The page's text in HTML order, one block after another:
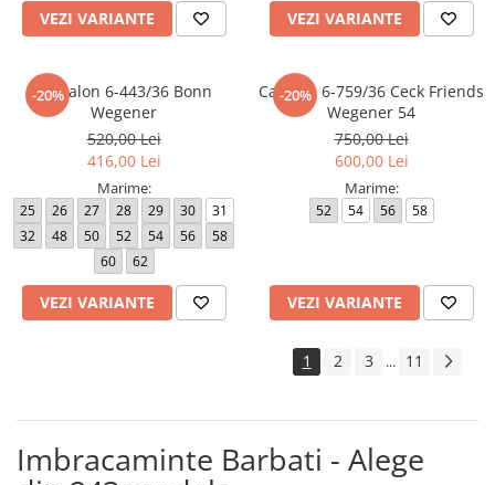
VEZI VARIANTE VEZI VARIANTE
-20%
Pantalon 6-443/36 Bonn
Wegener
520,00 Lei
416,00 Lei
Marime:
25 26 27 28 29 30
31
32
48 50 52 54 56
58
60
62
VEZI VARIANTE
-20%
Camasa 6-759/36 Ceck Friends
Wegener 54
750,00 Lei
600,00 Lei
Marime:
52 54 56 58
VEZI VARIANTE
1 2 3 ... 11
Imbracaminte Barbati - Alege